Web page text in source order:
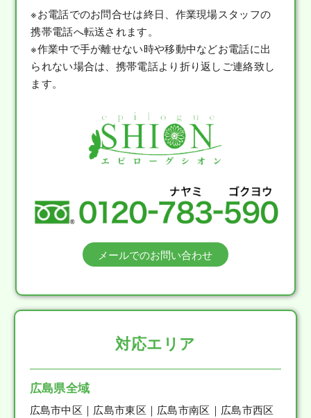
※お電話でのお問合せは終日、作業現場スタッフの
携帯電話へ転送されます。
※作業中で手が離せない時や移動中などお電話に出
られない場合は、携帯電話より折り返しご連絡致し
ます。
メールでのお問い合わせ
対応エリア
広島県全域
広島市中区｜広島市東区｜広島市南区｜広島市西区